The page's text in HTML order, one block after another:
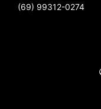
(69) 99312-0274